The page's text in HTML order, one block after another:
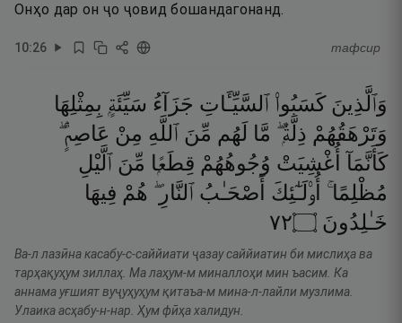
Онҳо дар он ҷо ҷовид бошандагонанд.
10:26 тафсир
وَٱلَّذِينَ كَسَبُوا۟ ٱلسَّيِّـَٔاتِ جَزَآءُ سَيِّئَةٍۭ بِمِثْلِهَا
وَتَرْهَقُهُمْ ذِلَّةٌۭ ۖ مَّا لَهُم مِّنَ ٱللَّهِ مِنْ عَاصِمٍۢ ۖ
كَأَنَّمَآ
أُغْشِيَتْ وُجُوهُهُمْ قِطَعًۭا مِّنَ ٱلَّيْلِ
مُظْلِمًا ۚ أُو۟لَـٰٓئِكَ أَصْحَـٰبُ ٱلنَّارِ ۖ هُمْ فِيهَا
خَـٰلِدُونَ ۝٢٧
Ва-л лазӣна касабу-с-саййиати ҷазау саййиатин би мислиҳа ва
тарҳақуҳум зиллаҳ. Ма лаҳум-м миналлоҳи мин ъасим. Ка
аннама уғшият вуҷуҳуҳум қитаъа-м мина-л-лайли музлима.
Улаика асҳабу-н-нар. Ҳум фӣҳа халидун.